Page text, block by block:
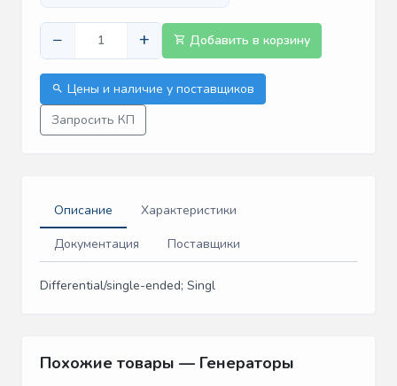
− + Добавить в корзину
Цены и наличие у поставщиков
Запросить КП
Описание
Характеристики
Документация
Поставщики
Differential/single-ended; Singl
Похожие товары — Генераторы